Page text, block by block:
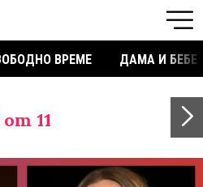
ВРЕМЕ ДАМА И БЕБЕ
от 11